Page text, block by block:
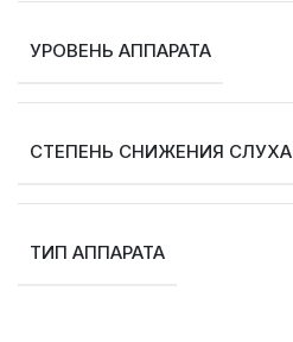
УРОВЕНЬ АППАРАТА
СТЕПЕНЬ СНИЖЕНИЯ СЛУХА
ТИП АППАРАТА